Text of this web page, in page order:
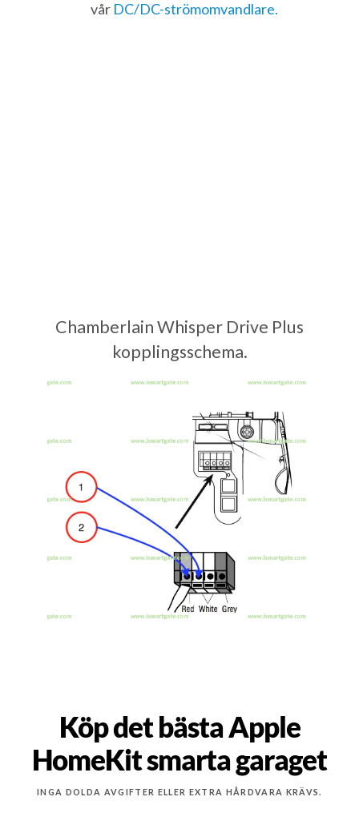
vår DC/DC-strömomvandlare.
Chamberlain Whisper Drive Plus
kopplingsschema.
Köp det bästa Apple
HomeKit smarta garaget
INGA DOLDA AVGIFTER ELLER EXTRA HÅRDVARA KRÄVS.